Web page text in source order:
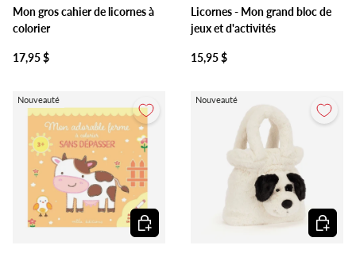
Mon gros cahier de licornes à
colorier
17,95 $
Licornes - Mon grand bloc de
jeux et d'activités
15,95 $
Nouveauté
Ajouter au panier
Nouveauté
Ajouter